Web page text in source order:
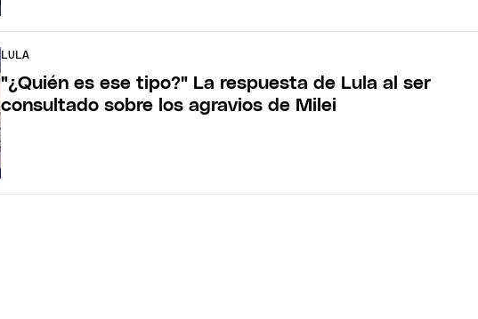
LULA
"¿Quién es ese tipo?" La respuesta de Lula al ser
consultado sobre los agravios de Milei